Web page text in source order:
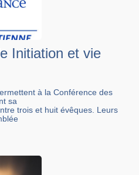
Initiation et vie
à la Conférence des
sa
trois et huit évêques. Leurs